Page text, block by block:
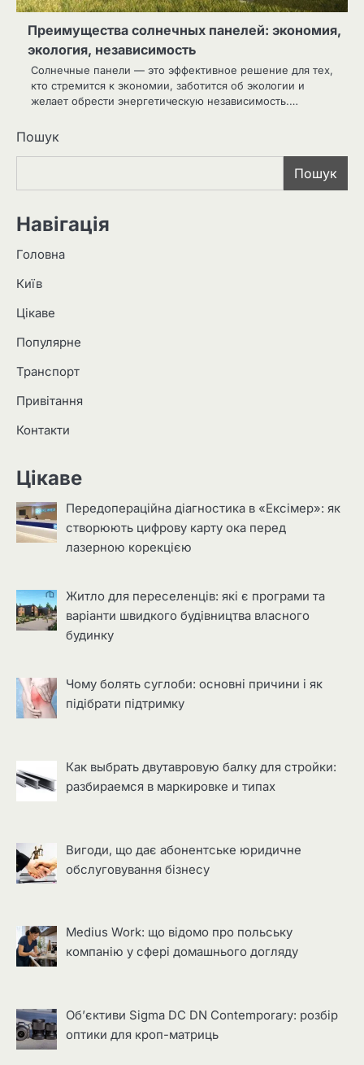
Преимущества солнечных панелей: экономия,
экология, независимость
Солнечные панели — это эффективное решение для тех,
кто стремится к экономии, заботится об экологии и
желает обрести энергетическую независимость.…
Пошук
Пошук
Навігація
Головна
Київ
Цікаве
Популярне
Транспорт
Привітання
Контакти
Цікаве
Передопераційна діагностика в «Ексімер»: як
створюють цифрову карту ока перед
лазерною корекцією
Житло для переселенців: які є програми та
варіанти швидкого будівництва власного
будинку
Чому болять суглоби: основні причини і як
підібрати підтримку
Как выбрать двутавровую балку для стройки:
разбираемся в маркировке и типах
Вигоди, що дає абонентське юридичне
обслуговування бізнесу
Medius Work: що відомо про польську
компанію у сфері домашнього догляду
Об’єктиви Sigma DC DN Contemporary: розбір
оптики для кроп-матриць